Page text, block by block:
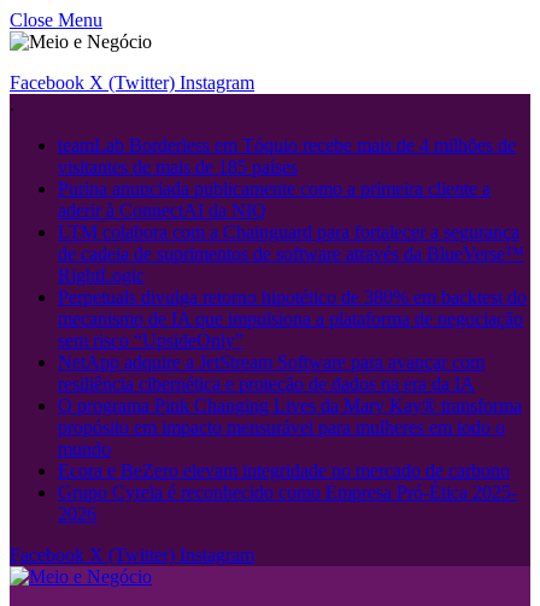
Close Menu
Facebook X (Twitter) Instagram
.
teamLab Borderless em Tóquio recebe mais de 4 milhões de
visitantes de mais de 185 países
Purina anunciada publicamente como a primeira cliente a
aderir à ConnectAI da NIQ
LTM colabora com a Chainguard para fortalecer a segurança
de cadeia de suprimentos de software através da BlueVerse™
RightLogic
Perpetuals divulga retorno hipotético de 380% em backtest do
mecanismo de IA que impulsiona a plataforma de negociação
sem risco “UpsideOnly”
NetApp adquire a JetStream Software para avançar com
resiliência cibernética e proteção de dados na era da IA
O programa Pink Changing Lives da Mary Kay® transforma
propósito em impacto mensurável para mulheres em todo o
mundo
Ecora e BeZero elevam integridade no mercado de carbono
Grupo Cyrela é reconhecido como Empresa Pró-Ética 2025-
2026
Facebook X (Twitter) Instagram